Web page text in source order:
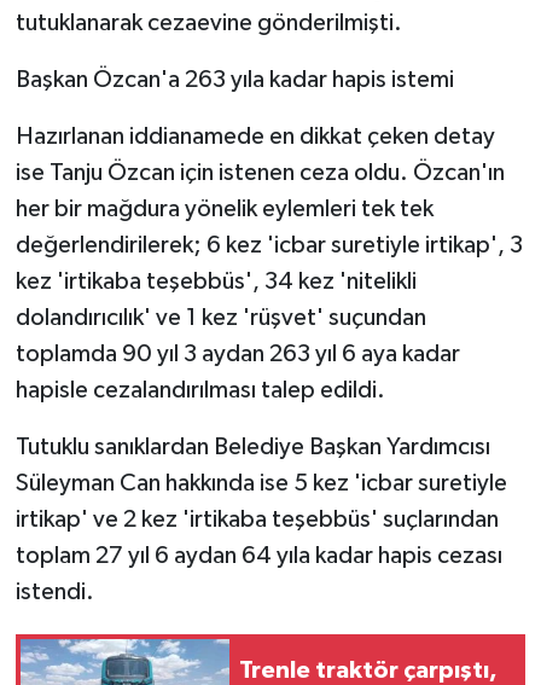
tutuklanarak cezaevine gönderilmişti.
Başkan Özcan'a 263 yıla kadar hapis istemi
Hazırlanan iddianamede en dikkat çeken detay
ise Tanju Özcan için istenen ceza oldu. Özcan'ın
her bir mağdura yönelik eylemleri tek tek
değerlendirilerek; 6 kez 'icbar suretiyle irtikap', 3
kez 'irtikaba teşebbüs', 34 kez 'nitelikli
dolandırıcılık' ve 1 kez 'rüşvet' suçundan
toplamda 90 yıl 3 aydan 263 yıl 6 aya kadar
hapisle cezalandırılması talep edildi.
Tutuklu sanıklardan Belediye Başkan Yardımcısı
Süleyman Can hakkında ise 5 kez 'icbar suretiyle
irtikap' ve 2 kez 'irtikaba teşebbüs' suçlarından
toplam 27 yıl 6 aydan 64 yıla kadar hapis cezası
istendi.
Trenle traktör çarpıştı,